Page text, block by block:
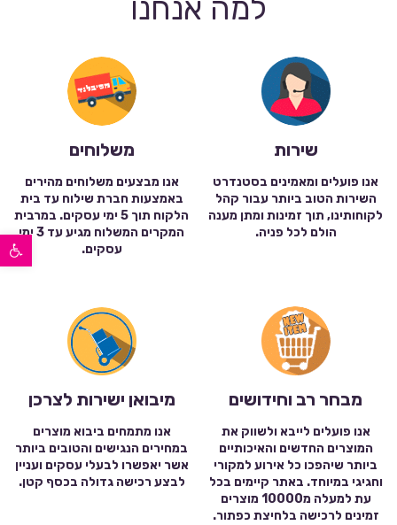
פתח סרגל נגישות
למה אנחנו
שירות
אנו פועלים ומאמינים בסטנדרט
השירות הטוב ביותר עבור קהל
לקוחותינו, תוך זמינות ומתן מענה
הולם לכל פניה.
משלוחים
אנו מבצעים משלוחים מהירים
באמצעות חברת שילוח עד בית
הלקוח תוך 5 ימי עסקים. במרבית
המקרים המשלוח מגיע עד 3 ימי
עסקים.
מבחר רב וחידושים
אנו פועלים לייבא ולשווק את
המוצרים החדשים והאיכותיים
ביותר שיהפכו כל אירוע למקורי
וחגיגי במיוחד. באתר קיימים בכל
עת למעלה מ10000 מוצרים
זמינים לרכישה בלחיצת כפתור.
מיבואן ישירות לצרכן
אנו מתמחים ביבוא מוצרים
במחירים הנגישים והטובים ביותר
אשר יאפשרו לבעלי עסקים ועניין
לבצע רכישה גדולה בכסף קטן.